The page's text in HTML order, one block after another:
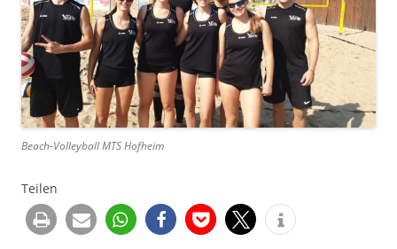
Beach-Volleyball MTS Hofheim
Teilen